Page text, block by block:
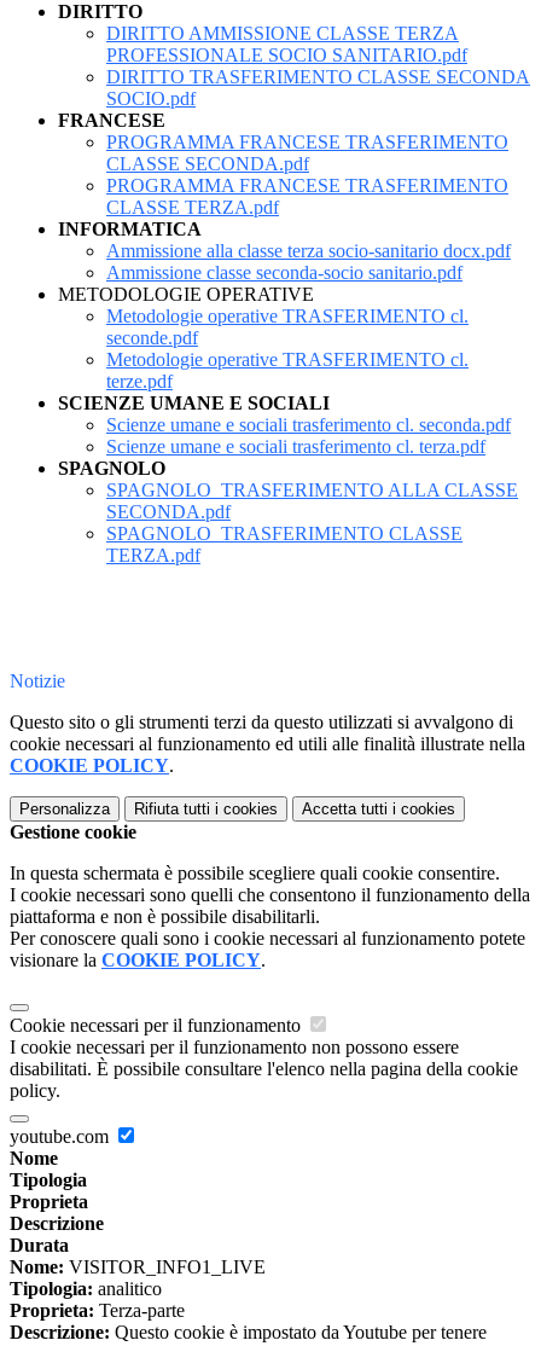
DIRITTO
DIRITTO AMMISSIONE CLASSE TERZA
PROFESSIONALE SOCIO SANITARIO.pdf
DIRITTO TRASFERIMENTO CLASSE SECONDA
SOCIO.pdf
FRANCESE
PROGRAMMA FRANCESE TRASFERIMENTO
CLASSE SECONDA.pdf
PROGRAMMA FRANCESE TRASFERIMENTO
CLASSE TERZA.pdf
INFORMATICA
Ammissione alla classe terza socio-sanitario docx.pdf
Ammissione classe seconda-socio sanitario.pdf
METODOLOGIE OPERATIVE
Metodologie operative TRASFERIMENTO cl.
seconde.pdf
Metodologie operative TRASFERIMENTO cl.
terze.pdf
SCIENZE UMANE E SOCIALI
Scienze umane e sociali trasferimento cl. seconda.pdf
Scienze umane e sociali trasferimento cl. terza.pdf
SPAGNOLO
SPAGNOLO_TRASFERIMENTO ALLA CLASSE
SECONDA.pdf
SPAGNOLO_TRASFERIMENTO CLASSE
TERZA.pdf
Notizie
Questo sito o gli strumenti terzi da questo utilizzati si avvalgono di
cookie necessari al funzionamento ed utili alle finalità illustrate nella
COOKIE POLICY.
Personalizza Rifiuta tutti i cookies Accetta tutti i cookies
Gestione cookie
In questa schermata è possibile scegliere quali cookie consentire.
I cookie necessari sono quelli che consentono il funzionamento della
piattaforma e non è possibile disabilitarli.
Per conoscere quali sono i cookie necessari al funzionamento potete
visionare la COOKIE POLICY.
Cookie necessari per il funzionamento
I cookie necessari per il funzionamento non possono essere
disabilitati. È possibile consultare l'elenco nella pagina della cookie
policy.
youtube.com
Nome
Tipologia
Proprieta
Descrizione
Durata
Nome: VISITOR_INFO1_LIVE
Tipologia: analitico
Proprieta: Terza-parte
Descrizione: Questo cookie è impostato da Youtube per tenere